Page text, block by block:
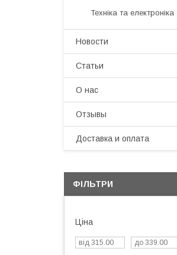
Техніка та електроніка
Новости
Статьи
О нас
Отзывы
Доставка и оплата
ФІЛЬТРИ
Ціна